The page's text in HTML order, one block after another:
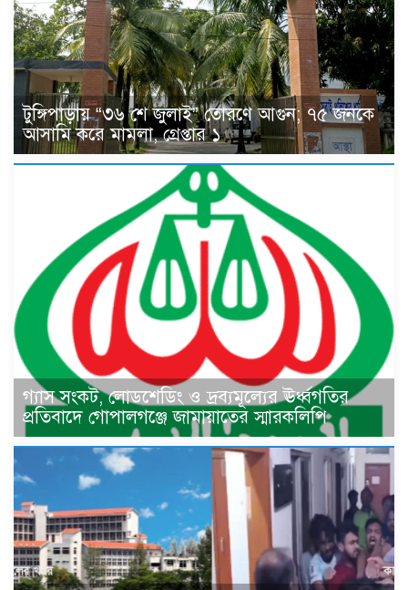
টুঙ্গিপাড়ায় “৩৬ শে জুলাই” তোরণে আগুন; ৭৫ জনকে
আসামি করে মামলা, গ্রেপ্তার ১
গ্যাস সংকট, লোডশেডিং ও দ্রব্যমূল্যের ঊর্ধ্বগতির
প্রতিবাদে গোপালগঞ্জে জামায়াতের স্মারকলিপি